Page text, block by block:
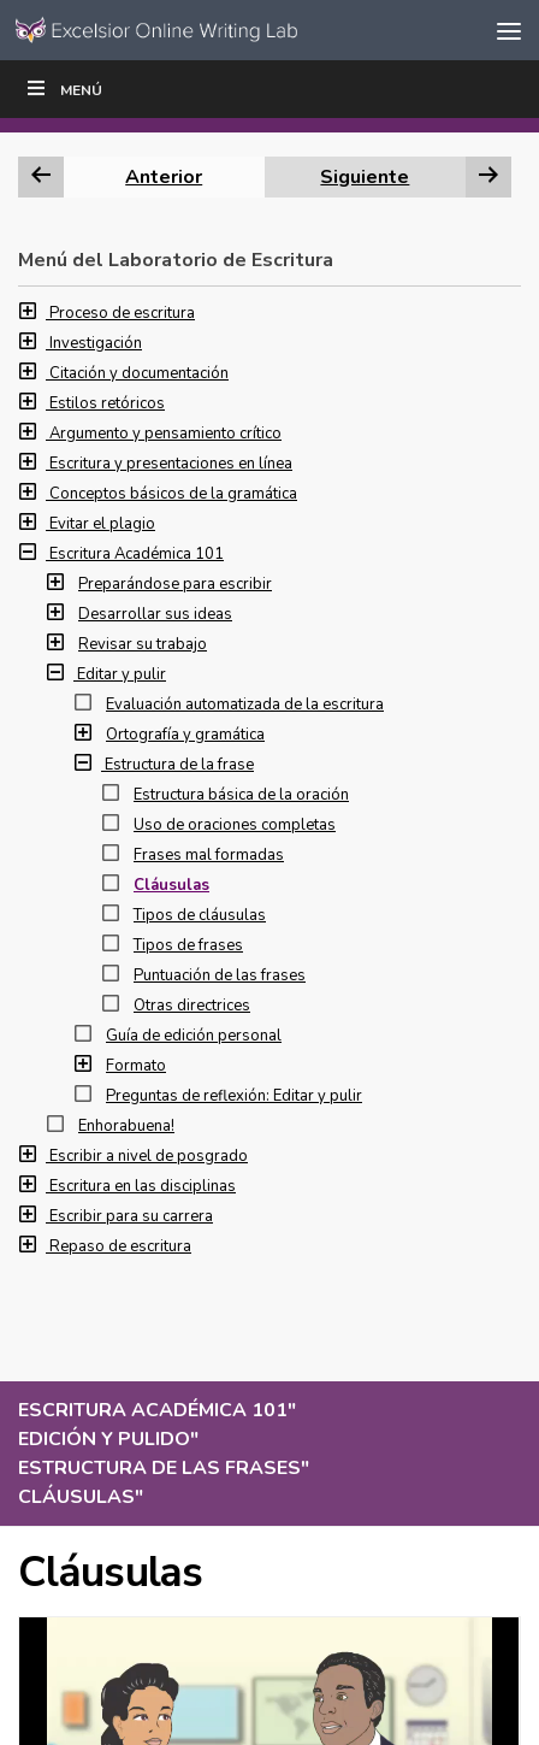
Ir al contenido
navegación
MENÚ
ESCRITURA ACADÉMICA 101"
EDICIÓN Y PULIDO"
ESTRUCTURA DE LAS FRASES"
CLÁUSULAS"
Cláusulas
ESCRIBIR
Anterior Siguiente
Menú del Laboratorio de Escritura
Proceso de escritura
Investigación
Citación y documentación
Estilos retóricos
Argumento y pensamiento crítico
Escritura y presentaciones en línea
Conceptos básicos de la gramática
Evitar el plagio
Escritura Académica 101
Preparándose para escribir
Desarrollar sus ideas
Revisar su trabajo
Editar y pulir
Evaluación automatizada de la escritura
Ortografía y gramática
Estructura de la frase
Estructura básica de la oración
Uso de oraciones completas
Frases mal formadas
Cláusulas
Tipos de cláusulas
Tipos de frases
Puntuación de las frases
Otras directrices
Guía de edición personal
Formato
Preguntas de reflexión: Editar y pulir
Enhorabuena!
Escribir a nivel de posgrado
Escritura en las disciplinas
Escribir para su carrera
Repaso de escritura